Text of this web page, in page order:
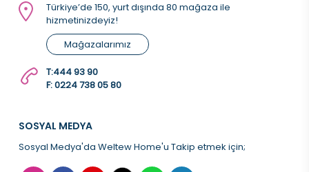
Türkiye’de 150, yurt dışında 80 mağaza ile
hizmetinizdeyiz!
Mağazalarımız
T:444 93 90
F: 0224 738 05 80
SOSYAL MEDYA
Sosyal Medya'da Weltew Home'u Takip etmek için;